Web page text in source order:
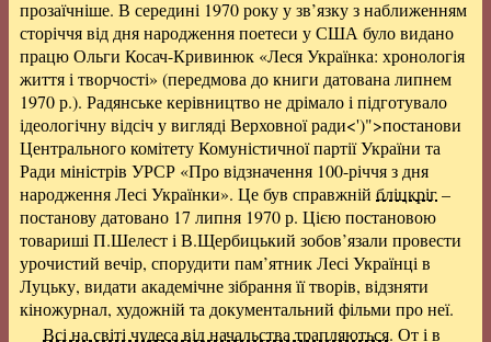
прозаїчніше. В середині 1970 року у зв’язку з наближенням
сторіччя від дня народження поетеси у США було видано
працю Ольги Косач-Кривинюк «Леся Українка: хронологія
життя і творчості» (передмова до книги датована липнем
1970 р.). Радянське керівництво не дрімало і підготувало
ідеологічну відсіч у вигляді Верховної ради<')">постанови
Центрального комітету Комуністичної партії України та
Ради міністрів УРСР «Про відзначення 100-річчя з дня
народження Лесі Українки». Це був справжній бліцкріг–
постанову датовано 17 липня 1970 р. Цією постановою
товариші П.Шелест і В.Щербицький зобов’язали провести
урочистий вечір, спорудити пам’ятник Лесі Українці в
Луцьку, видати академічне зібрання її творів, відзняти
кіножурнал, художній та документальний фільми про неї.
Всі на світі чудеса від начальства трапляються. От і в